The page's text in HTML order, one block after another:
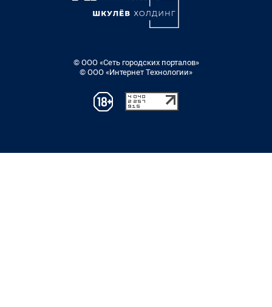
© ООО «Сеть городских порталов»
© ООО «Интернет Технологии»